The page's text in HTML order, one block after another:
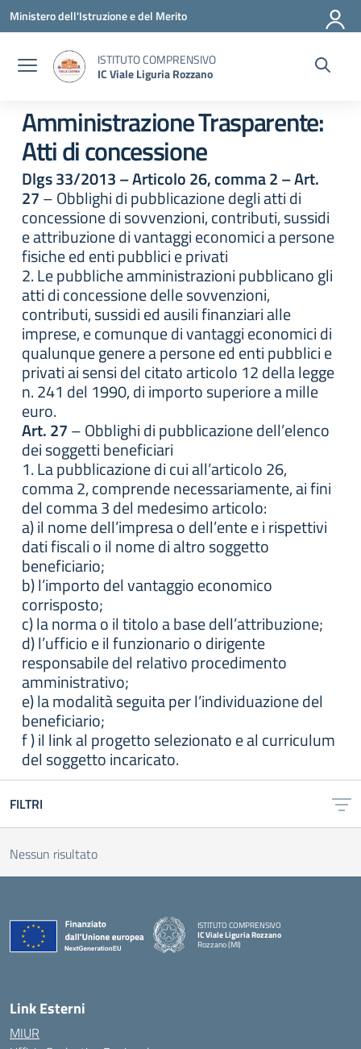
Vai ai contenuti
Vai al menu di navigazione
Vai al footer
Ministero dell'Istruzione e del Merito
ISTITUTO COMPRENSIVO
IC Viale Liguria Rozzano
Amministrazione Trasparente:
Atti di concessione
Dlgs 33/2013 – Articolo 26, comma 2 – Art.
27– Obblighi di pubblicazione degli atti di
concessione di sovvenzioni, contributi, sussidi
e attribuzione di vantaggi economici a persone
fisiche ed enti pubblici e privati
2. Le pubbliche amministrazioni pubblicano gli
atti di concessione delle sovvenzioni,
contributi, sussidi ed ausili finanziari alle
imprese, e comunque di vantaggi economici di
qualunque genere a persone ed enti pubblici e
privati ai sensi del citato articolo 12 della legge
n. 241 del 1990, di importo superiore a mille
euro.
Art. 27– Obblighi di pubblicazione dell’elenco
dei soggetti beneficiari
1. La pubblicazione di cui all’articolo 26,
comma 2, comprende necessariamente, ai fini
del comma 3 del medesimo articolo:
a) il nome dell’impresa o dell’ente e i rispettivi
dati fiscali o il nome di altro soggetto
beneficiario;
b) l’importo del vantaggio economico
corrisposto;
c) la norma o il titolo a base dell’attribuzione;
d) l’ufficio e il funzionario o dirigente
responsabile del relativo procedimento
amministrativo;
e) la modalità seguita per l’individuazione del
beneficiario;
f ) il link al progetto selezionato e al curriculum
del soggetto incaricato.
FILTRI
Nessun risultato
ISTITUTO COMPRENSIVO
IC Viale Liguria Rozzano
Rozzano (MI)
Link Esterni
MIUR